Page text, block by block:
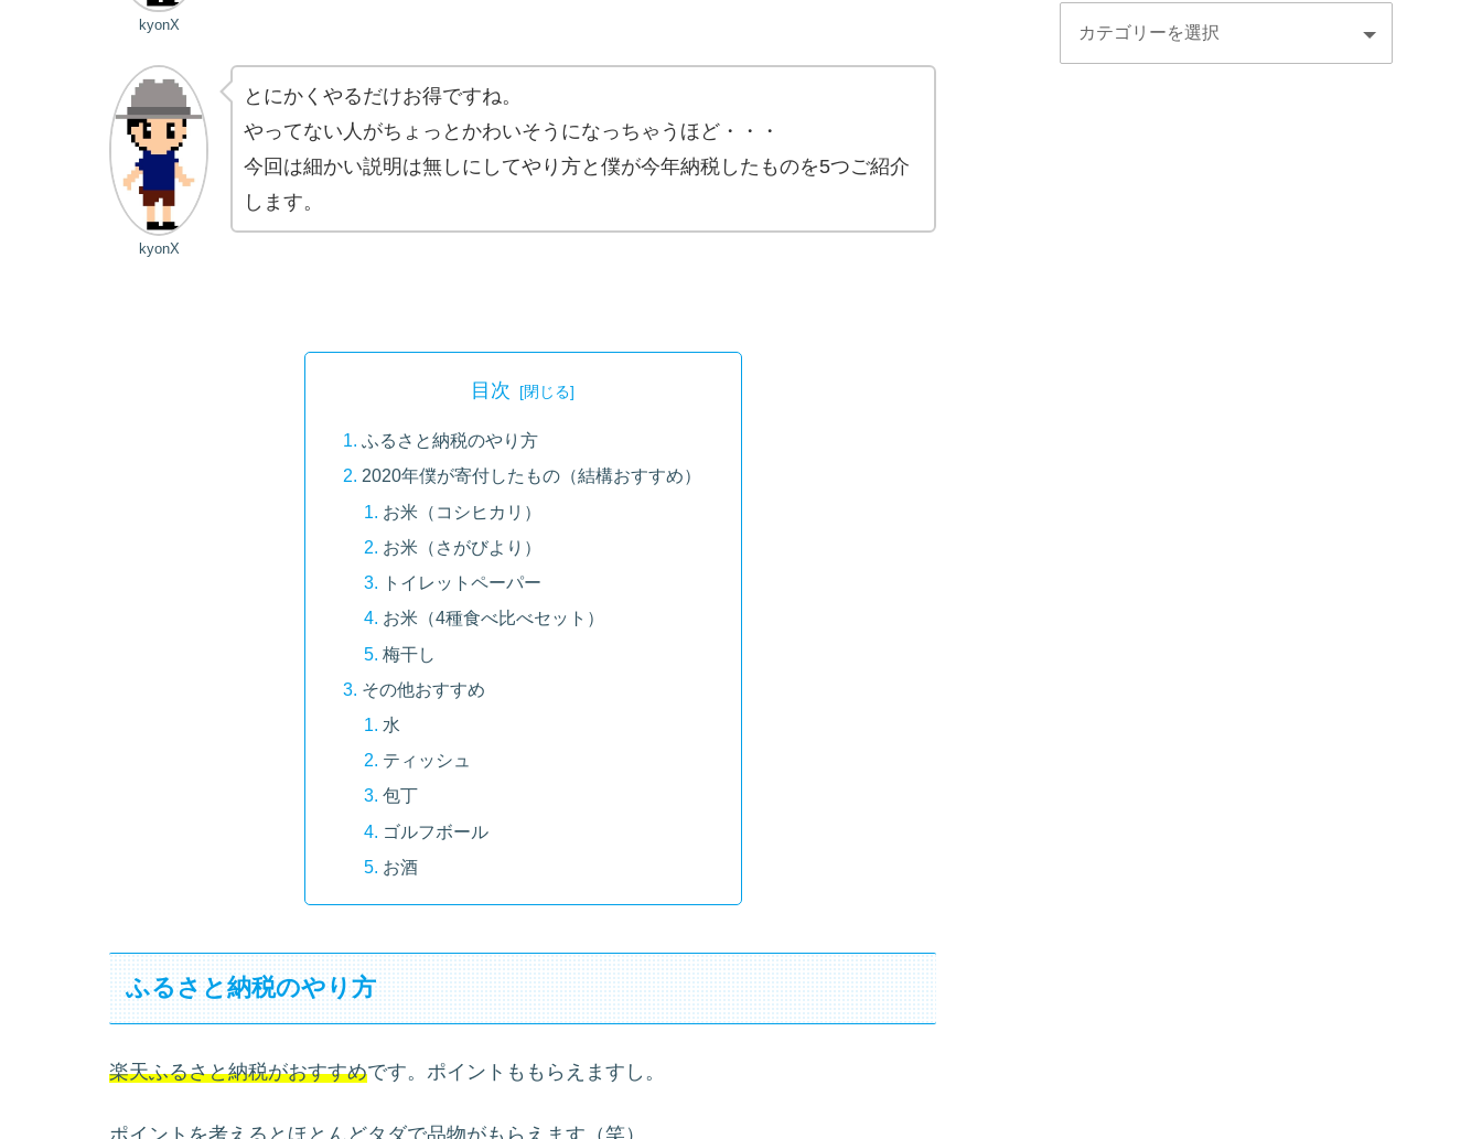
kyonX
kyonX
とにかくやるだけお得ですね。
やってない人がちょっとかわいそうになっちゃうほど・・・
今回は細かい説明は無しにしてやり方と僕が今年納税したものを5つご紹介
します。
目次
ふるさと納税のやり方
2020年僕が寄付したもの（結構おすすめ）
お米（コシヒカリ）
お米（さがびより）
トイレットペーパー
お米（4種食べ比べセット）
梅干し
その他おすすめ
水
ティッシュ
包丁
ゴルフボール
お酒
ふるさと納税のやり方
楽天ふるさと納税がおすすめです。ポイントももらえますし。
ポイントを考えるとほとんどタダで品物がもらえます（笑）